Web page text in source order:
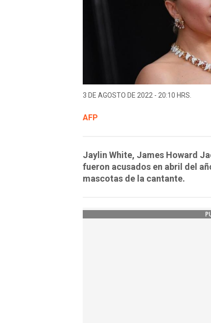
3 DE AGOSTO DE 2022 - 20:10 HRS.
AFP
Jaylin White, James Howard
fueron acusados en abril del
mascotas de la cantante.